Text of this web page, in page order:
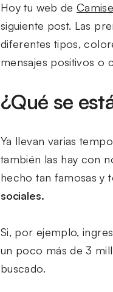
Hoy tu web de
siguiente post. Las
diferentes tipos,
mensajes positivos o
¿Qué se
Ya llevan varias
también las hay con
hecho tan famosas y
sociales.
Si, por ejemplo,
un poco más de 3
buscado.